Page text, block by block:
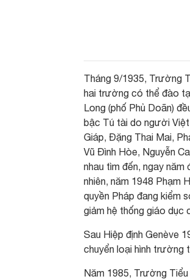
Tháng 9/1935, Trường
hai trường có thể đào
Long (phố Phủ Doãn)
bậc Tú tài do người Việt
Giáp, Đặng Thai Mai,
Vũ Đình Hòe, Nguyễn
nhau tìm đến, ngay
nhiên, năm 1948 Phạm
quyền Pháp đang kiểm
giảm hệ thống giáo dục
Sau Hiệp định Genève
chuyển loại hình trường
Năm 1985, Trường